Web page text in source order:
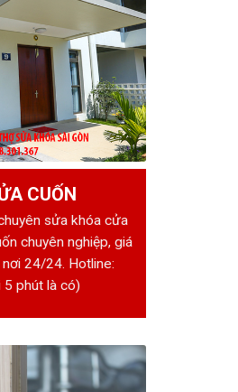
CUỐN
sửa khóa cửa
chuyên nghiệp, giá
24/24. Hotline:
5 phút là có)